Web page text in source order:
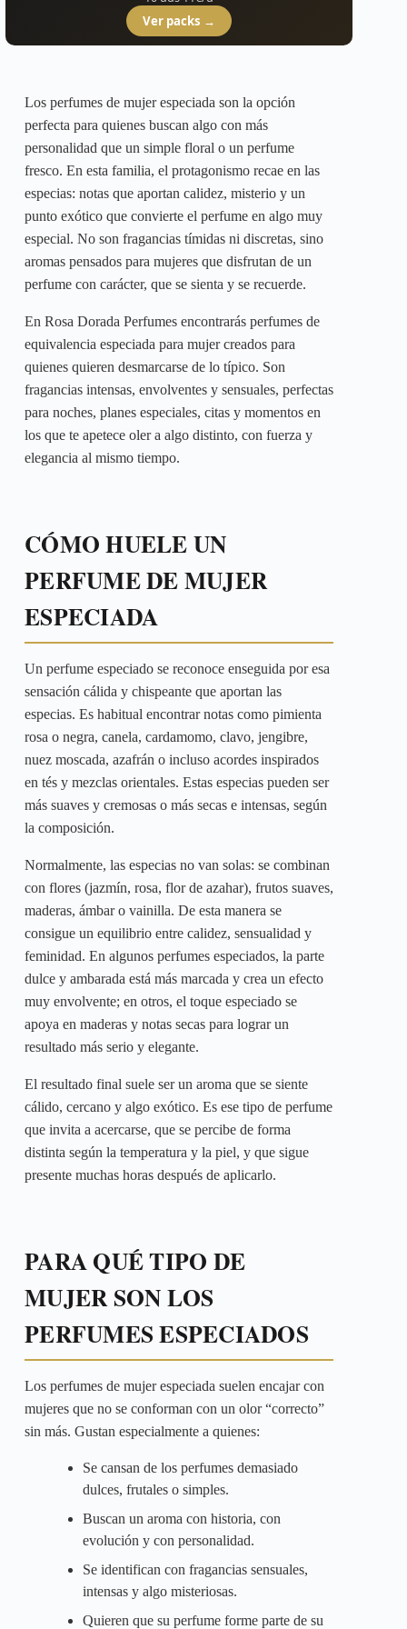
pueden
página
producto
Ver packs →
Los perfumes de mujer especiada son la opción
perfecta para quienes buscan algo con más
personalidad que un simple floral o un perfume
fresco. En esta familia, el protagonismo recae en las
especias: notas que aportan calidez, misterio y un
punto exótico que convierte el perfume en algo muy
especial. No son fragancias tímidas ni discretas, sino
aromas pensados para mujeres que disfrutan de un
perfume con carácter, que se sienta y se recuerde.
En Rosa Dorada Perfumes encontrarás perfumes de
equivalencia especiada para mujer creados para
quienes quieren desmarcarse de lo típico. Son
fragancias intensas, envolventes y sensuales, perfectas
para noches, planes especiales, citas y momentos en
los que te apetece oler a algo distinto, con fuerza y
elegancia al mismo tiempo.
CÓMO HUELE UN
PERFUME DE MUJER
ESPECIADA
Un perfume especiado se reconoce enseguida por esa
sensación cálida y chispeante que aportan las
especias. Es habitual encontrar notas como pimienta
rosa o negra, canela, cardamomo, clavo, jengibre,
nuez moscada, azafrán o incluso acordes inspirados
en tés y mezclas orientales. Estas especias pueden ser
más suaves y cremosas o más secas e intensas, según
la composición.
Normalmente, las especias no van solas: se combinan
con flores (jazmín, rosa, flor de azahar), frutos suaves,
maderas, ámbar o vainilla. De esta manera se
consigue un equilibrio entre calidez, sensualidad y
feminidad. En algunos perfumes especiados, la parte
dulce y ambarada está más marcada y crea un efecto
muy envolvente; en otros, el toque especiado se
apoya en maderas y notas secas para lograr un
resultado más serio y elegante.
El resultado final suele ser un aroma que se siente
cálido, cercano y algo exótico. Es ese tipo de perfume
que invita a acercarse, que se percibe de forma
distinta según la temperatura y la piel, y que sigue
presente muchas horas después de aplicarlo.
PARA QUÉ TIPO DE
MUJER SON LOS
PERFUMES ESPECIADOS
Los perfumes de mujer especiada suelen encajar con
mujeres que no se conforman con un olor “correcto”
sin más. Gustan especialmente a quienes:
Se cansan de los perfumes demasiado
dulces, frutales o simples.
Buscan un aroma con historia, con
evolución y con personalidad.
Se identifican con fragancias sensuales,
intensas y algo misteriosas.
Quieren que su perfume forme parte de su